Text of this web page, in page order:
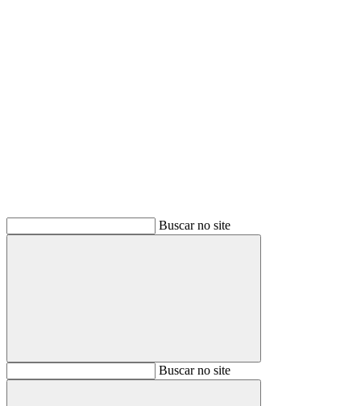
Buscar no site
BuscarBuscar no site